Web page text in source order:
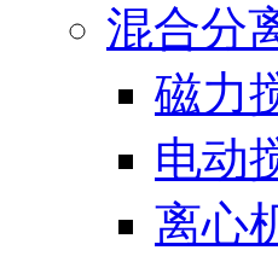
混合分
磁力
电动
离心